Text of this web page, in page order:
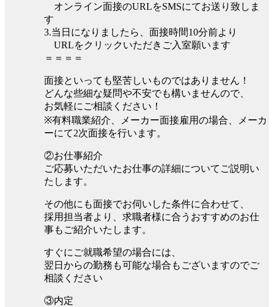
オンライン面接のURLをSMSにてお送り致しま
す
3.当日になりましたら、面接時間10分前より
URLをクリックいただきご入室願います
＝＝＝＝
面接といっても堅苦しいものではありません！
どんな些細な疑問や不安でも構いませんので、
お気軽にご相談ください！
※有料職業紹介、メーカー面接雇用の場合、メーカ
ーにて2次面接を行います。
②お仕事紹介
ご応募いただいたお仕事の詳細についてご説明い
たします。
その他にも面接でお伺いした条件に合わせて、
採用担当者より、求職者様に合うおすすめのお仕
事もご紹介いたします。
すぐにご就職希望の場合には、
翌日からの勤務も可能な場合もございますのでご
相談ください
③内定